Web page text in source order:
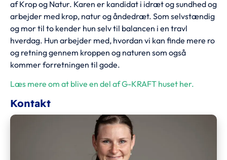
af Krop og Natur. Karen er kandidat i idræt og sundhed og
arbejder med krop, natur og åndedræt. Som selvstændig
og mor til to kender hun selv til balancen i en travl
hverdag. Hun arbejder med, hvordan vi kan finde mere ro
og retning gennem kroppen og naturen som også
kommer forretningen til gode.
Læs mere om at blive en del af G-KRAFT huset her.
Kontakt